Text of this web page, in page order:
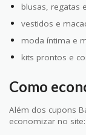
blusas, regatas
vestidos e
moda íntima e
kits prontos e
Como
Além dos cupons
economizar no site: